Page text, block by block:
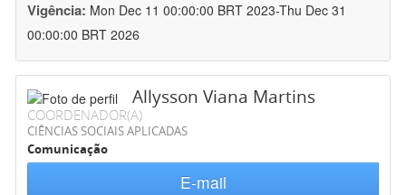
Vigência: Mon Dec 11 00:00:00 BRT 2023-Thu Dec 31
00:00:00 BRT 2026
Allysson Viana Martins
COORDENADOR(A)
CIÊNCIAS SOCIAIS APLICADAS
Comunicação
E-mail